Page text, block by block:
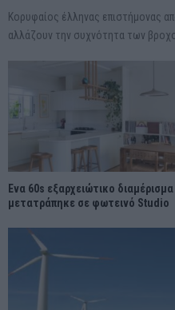
Κορυφαίος έλληνας επιστήμονας
αλλάζουν την συχνότητα των
Ένα 60s εξαρχειώτικο διαμέρισμα
μετατράπηκε σε φωτεινό Studio